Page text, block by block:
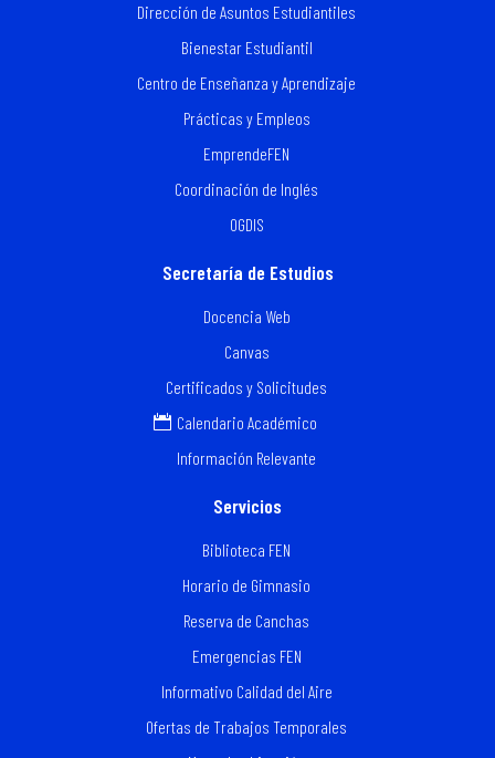
Dirección de Asuntos Estudiantiles
Bienestar Estudiantil
Centro de Enseñanza y Aprendizaje
Prácticas y Empleos
EmprendeFEN
Coordinación de Inglés
OGDIS
Secretaría de Estudios
Docencia Web
Canvas
Certificados y Solicitudes
Calendario Académico
Información Relevante
Servicios
Biblioteca FEN
Horario de Gimnasio
Reserva de Canchas
Emergencias FEN
Informativo Calidad del Aire
Ofertas de Trabajos Temporales